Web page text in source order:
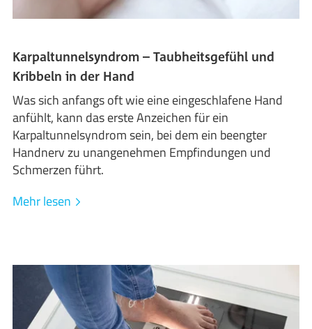
Karpaltunnelsyndrom – Taubheitsgefühl und
Kribbeln in der Hand
Was sich anfangs oft wie eine eingeschlafene Hand
anfühlt, kann das erste Anzeichen für ein
Karpaltunnelsyndrom sein, bei dem ein beengter
Handnerv zu unangenehmen Empfindungen und
Schmerzen führt.
Mehr lesen